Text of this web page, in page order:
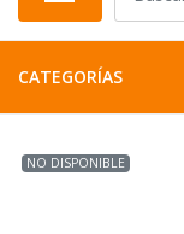
CATEGORÍAS
NO DISPONIBLE